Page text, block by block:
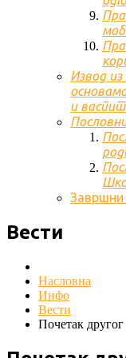
Извод из
и
Завршни
Вести
Насловна
Инфо
Вести
Почетак